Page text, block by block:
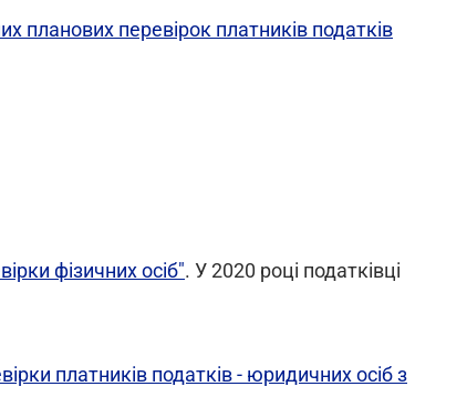
планових перевірок платників податків
фізичних осіб". У 2020 році податківці
платників податків - юридичних осіб з